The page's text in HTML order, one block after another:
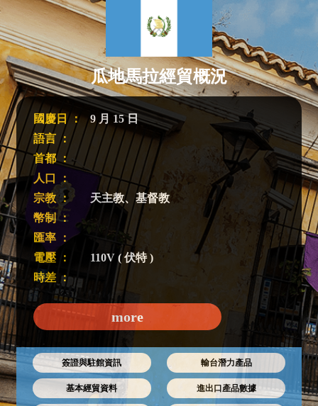
瓜地馬拉經貿概況
國慶日 ：
9 月 15 日
語言 ：
首都 ：
人口 ：
宗教 ：
天主教、基督教
幣制 ：
匯率 ：
電壓 ：
110V ( 伏特 )
時差 ：
more
簽證與駐館資訊 輸台潛力產品
基本經貿資料 進出口產品數據